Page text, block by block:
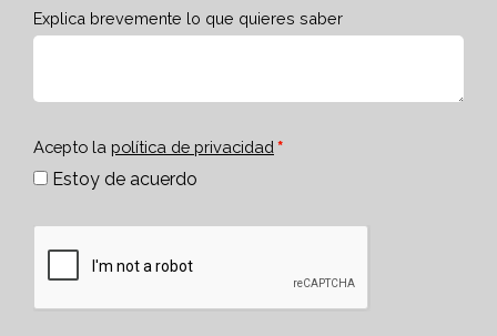
Explica brevemente lo que quieres saber
Acepto la política de privacidad
Estoy de acuerdo